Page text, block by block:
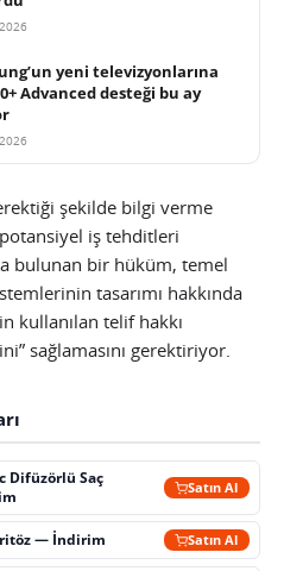
yeni televizyonlarına
Advanced desteği bu ay
şekilde bilgi verme
iş tehditleri
bulunan bir hüküm, temel
tasarımı hakkında
kullanılan telif hakkı
sağlamasını gerektiriyor.
Difüzörlü Saç
Satın Al
— İndirim Satın Al